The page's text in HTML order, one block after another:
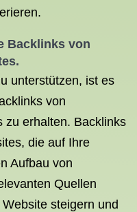
Backlinks von
unterstützen, ist es
von
zu erhalten. Backlinks
die auf Ihre
Aufbau von
Quellen
steigern und